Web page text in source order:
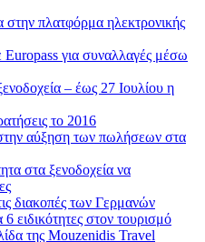
στην πλατφόρμα ηλεκτρονικής
για συναλλαγές μέσω
– έως 27 Ιουλίου η
το 2016
αύξηση των πωλήσεων στα
στα ξενοδοχεία να
διακοπές των Γερμανών
6 ειδικότητες στον τουρισμό
της Mouzenidis Travel